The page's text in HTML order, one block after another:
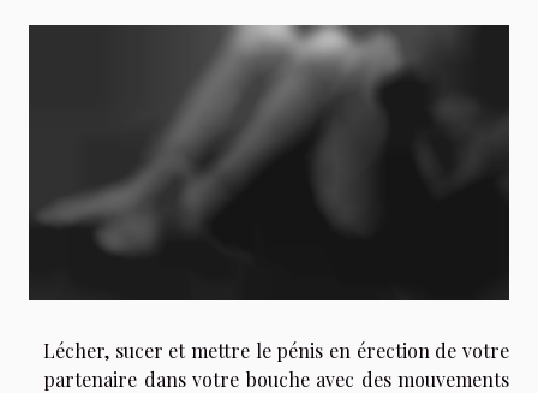
Lécher, sucer et mettre le pénis en érection de votre
partenaire dans votre bouche avec des mouvements